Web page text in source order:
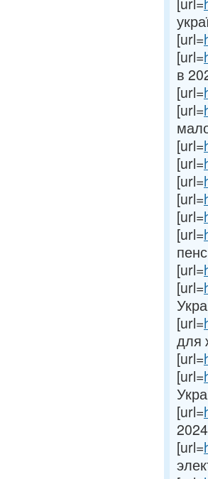
[url=
[url=
в
[url=
[url=
[url=
[url=
[url=
[url=
[url=
[url=
[url=
[url=
[url=
для
[url=
[url=
[url=
[url=